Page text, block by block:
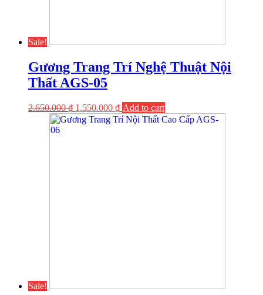
Sale!
Gương Trang Trí Nghệ Thuật Nội
Thất AGS-05
2.650.000₫ 1.550.000 ₫ Add to cart
Sale!